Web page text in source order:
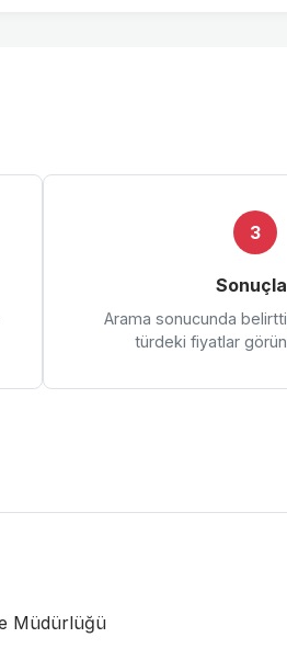
3
Arama sonucunda
türdeki fiyatlar
Müdürlüğü